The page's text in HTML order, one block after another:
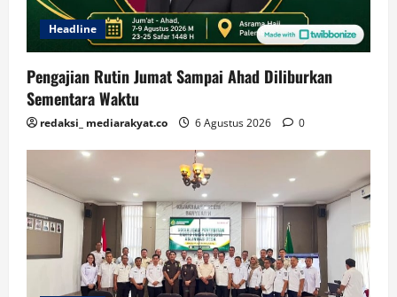
Headline
Pengajian Rutin Jumat Sampai Ahad Diliburkan
Sementara Waktu
redaksi_ mediarakyat.co 6 Agustus 2026 0